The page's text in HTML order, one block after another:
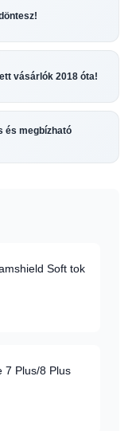
vásárlók 2018 óta!
és megbízható
Soft tok
7 Plus/8 Plus